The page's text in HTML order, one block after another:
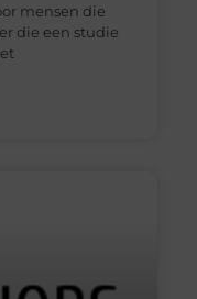
mensen die
die een studie